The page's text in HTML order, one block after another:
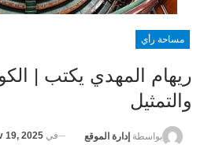
مساحة رأي
ريهام المهدي يكتب |
والتمثيل
بواسطة إدارة الموقع في 19, 2025